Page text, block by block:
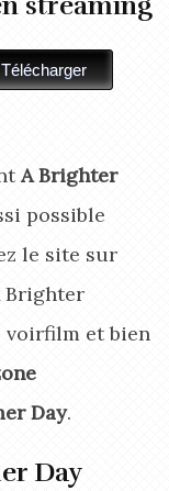
A Brighter
possible
le site sur
Brighter
voirfilm et bien
Day.
Day